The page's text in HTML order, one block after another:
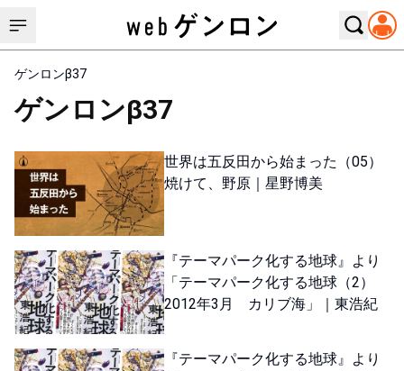
ゲンロンβ37
ゲンロンβ37
世界は五反田から始まった（05）
焼けて、野原｜星野博美
『テーマパーク化する地球』より
「テーマパーク化する地球（2）
2012年3月 カリブ海」｜東浩紀
『テーマパーク化する地球』より